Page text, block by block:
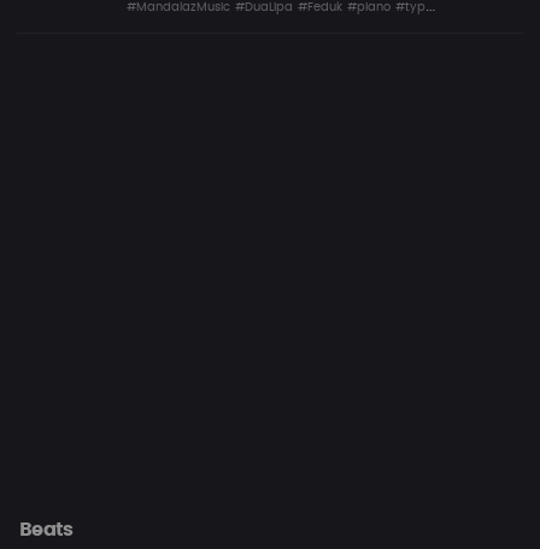
#MandalazMusic #DuaLipa #Feduk #piano #typebeat
Beats